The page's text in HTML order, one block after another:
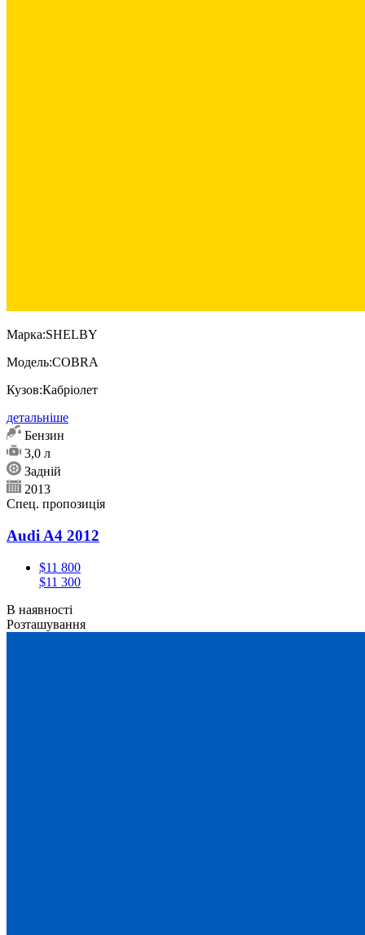
Марка:SHELBY
Модель:COBRA
Кузов:Кабріолет
детальніше
Бензин
3,0 л
Задній
2013
Спец. пропозиція
Audi A4 2012
$11 800
$11 300
В наявності
Розташування